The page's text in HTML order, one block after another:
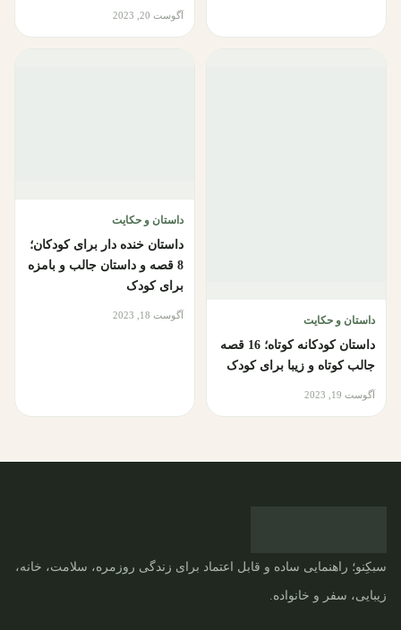
آگوست 20, 2023
داستان و حکایت
داستان کودکانه کوتاه؛ 16 قصه
جالب کوتاه و زیبا برای کودک
آگوست 19, 2023
داستان و حکایت
داستان خنده دار برای کودکان؛
8 قصه و داستان جالب و بامزه
برای کودک
آگوست 18, 2023
سبکِنو؛ راهنمایی ساده و قابل اعتماد برای زندگی روزمره، سلامت، خانه،
زیبایی، سفر و خانواده.